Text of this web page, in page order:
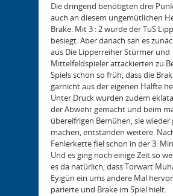
Die dringend benötigten drei
auch an diesem ungemütlichen
Brake. Mit 3 : 2 wurde der TuS
besiegt. Aber danach sah es
aus Die Lipperreiher Stürmer und
Mittelfeldspieler attackierten zu
Spiels schon so früh, dass die
garnicht aus der eigenen Hälfte
Unter Druck wurden zudem
der Abwehr gemacht und beim
übereifrigen Bemühen, sie wieder
machen, entstanden weitere.
Fehlerkette fiel schon in der 3.
Und es ging noch einige Zeit so
es da natürlich, dass Torwart
Eyigün ein ums andere Mal
parierte und Brake im Spiel hielt.